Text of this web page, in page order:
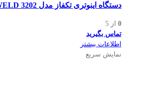
دستگاه اینوتری تکفاز مدل ECOWELD 3202
0 از 5
تماس بگیرید
اطلاعات بیشتر
نمایش سریع